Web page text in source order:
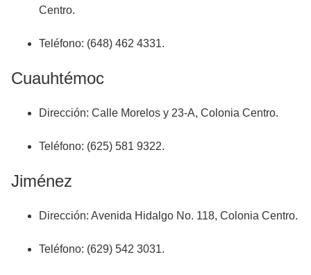
Centro.
Teléfono: (648) 462 4331.
Cuauhtémoc
Dirección: Calle Morelos y 23-A, Colonia Centro.
Teléfono: (625) 581 9322.
Jiménez
Dirección: Avenida Hidalgo No. 118, Colonia Centro.
Teléfono: (629) 542 3031.